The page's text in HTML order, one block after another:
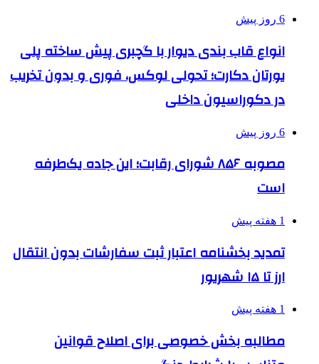
6 روز پیش
انواع قاب بندی دیوار با گچبری پیش ساخته پلی
یورتان دکارت؛ تحولی لوکس، فوری و بدون تخریب
در دکوراسیون داخلی
6 روز پیش
مصوبه ۸۵۶ شورای رقابت؛ این جاده یک‌طرفه
است
1 هفته پیش
تمدید بخشنامه اعتبار ثبت سفارشات بدون انتقال
ارز تا ۱۵ شهریور
1 هفته پیش
مطالبه بخش خصوصی برای اصلاح قوانین